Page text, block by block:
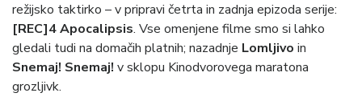
režijsko taktirko – v pripravi četrta in zadnja epizoda serije:
[REC]4 Apocalipsis. Vse omenjene filme smo si lahko
gledali tudi na domačih platnih; nazadnje Lomljivo in
Snemaj! Snemaj! v sklopu Kinodvorovega maratona
grozljivk.